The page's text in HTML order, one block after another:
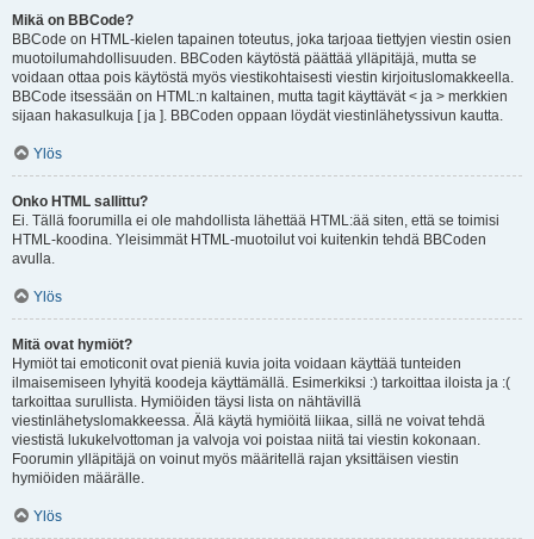
Mikä on BBCode?
BBCode on HTML-kielen tapainen toteutus, joka tarjoaa tiettyjen viestin osien
muotoilumahdollisuuden. BBCoden käytöstä päättää ylläpitäjä, mutta se
voidaan ottaa pois käytöstä myös viestikohtaisesti viestin kirjoituslomakkeella.
BBCode itsessään on HTML:n kaltainen, mutta tagit käyttävät < ja > merkkien
sijaan hakasulkuja [ ja ]. BBCoden oppaan löydät viestinlähetyssivun kautta.
Ylös
Onko HTML sallittu?
Ei. Tällä foorumilla ei ole mahdollista lähettää HTML:ää siten, että se toimisi
HTML-koodina. Yleisimmät HTML-muotoilut voi kuitenkin tehdä BBCoden
avulla.
Ylös
Mitä ovat hymiöt?
Hymiöt tai emoticonit ovat pieniä kuvia joita voidaan käyttää tunteiden
ilmaisemiseen lyhyitä koodeja käyttämällä. Esimerkiksi :) tarkoittaa iloista ja :(
tarkoittaa surullista. Hymiöiden täysi lista on nähtävillä
viestinlähetyslomakkeessa. Älä käytä hymiöitä liikaa, sillä ne voivat tehdä
viestistä lukukelvottoman ja valvoja voi poistaa niitä tai viestin kokonaan.
Foorumin ylläpitäjä on voinut myös määritellä rajan yksittäisen viestin
hymiöiden määrälle.
Ylös